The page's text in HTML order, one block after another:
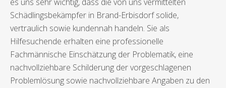
Schädlingsbekämpfer in Brand-Erbisdorf solide,
vertraulich sowie kundennah handeln. Sie als
Hilfesuchende erhalten eine professionelle
Fachmännische Einschätzung der Problematik, eine
nachvollziehbare Schilderung der vorgeschlagenen
Problemlösung sowie nachvollziehbare Angaben zu den